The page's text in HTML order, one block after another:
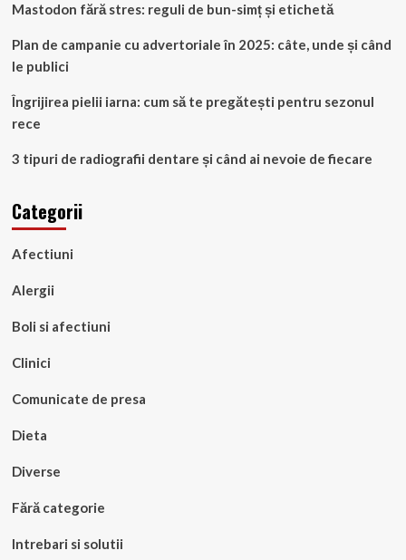
Mastodon fără stres: reguli de bun-simț și etichetă
Plan de campanie cu advertoriale în 2025: câte, unde și când
le publici
Îngrijirea pielii iarna: cum să te pregătești pentru sezonul
rece
3 tipuri de radiografii dentare și când ai nevoie de fiecare
Categorii
Afectiuni
Alergii
Boli si afectiuni
Clinici
Comunicate de presa
Dieta
Diverse
Fără categorie
Intrebari si solutii